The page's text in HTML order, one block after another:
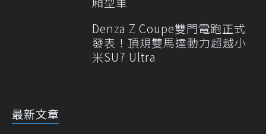
Denza Z Coupe雙門電跑正式
發表！頂規雙馬達動力超越小
米SU7 Ultra
最新文章